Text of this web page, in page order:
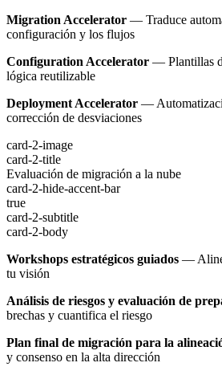
Migration Accelerator — Traduce
configuración y los flujos
Configuration Accelerator — Plantillas
lógica reutilizable
Deployment Accelerator —
corrección de desviaciones
card-2-image
card-2-title
Evaluación de migración a la nube
card-2-hide-accent-bar
true
card-2-subtitle
card-2-body
Workshops estratégicos guiados —
tu visión
Análisis de riesgos y evaluación de
brechas y cuantifica el riesgo
Plan final de migración para la
y consenso en la alta dirección